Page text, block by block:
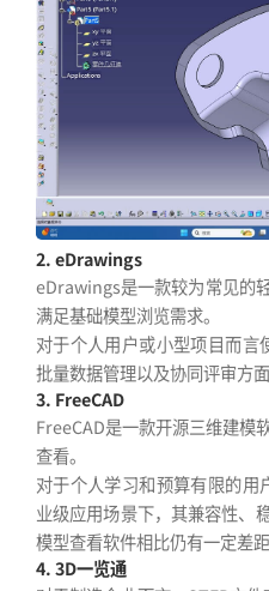
2. eDrawings
eDrawings是一款较为常见的
满足基础模型浏览需求。
对于个人用户或小型项目而言
批量数据管理以及协同评审方
3. FreeCAD
FreeCAD是一款开源三维建模
查看。
对于个人学习和预算有限的
业级应用场景下，其兼容性、
模型查看软件相比仍有一定差距
4. 3D一览通